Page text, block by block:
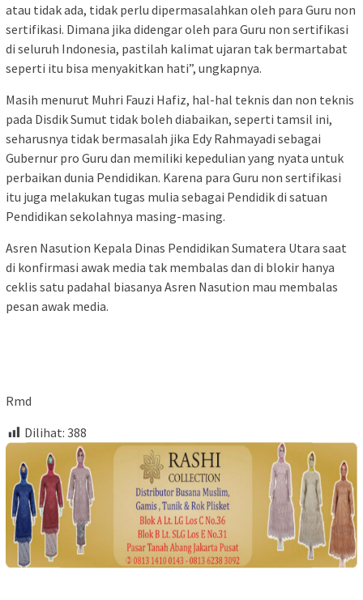
atau tidak ada, tidak perlu dipermasalahkan oleh para Guru non
sertifikasi. Dimana jika didengar oleh para Guru non sertifikasi
di seluruh Indonesia, pastilah kalimat ujaran tak bermartabat
seperti itu bisa menyakitkan hati”, ungkapnya.
Masih menurut Muhri Fauzi Hafiz, hal-hal teknis dan non teknis
pada Disdik Sumut tidak boleh diabaikan, seperti tamsil ini,
seharusnya tidak bermasalah jika Edy Rahmayadi sebagai
Gubernur pro Guru dan memiliki kepedulian yang nyata untuk
perbaikan dunia Pendidikan. Karena para Guru non sertifikasi
itu juga melakukan tugas mulia sebagai Pendidik di satuan
Pendidikan sekolahnya masing-masing.
Asren Nasution Kepala Dinas Pendidikan Sumatera Utara saat
di konfirmasi awak media tak membalas dan di blokir hanya
ceklis satu padahal biasanya Asren Nasution mau membalas
pesan awak media.
Rmd
Dilihat: 388